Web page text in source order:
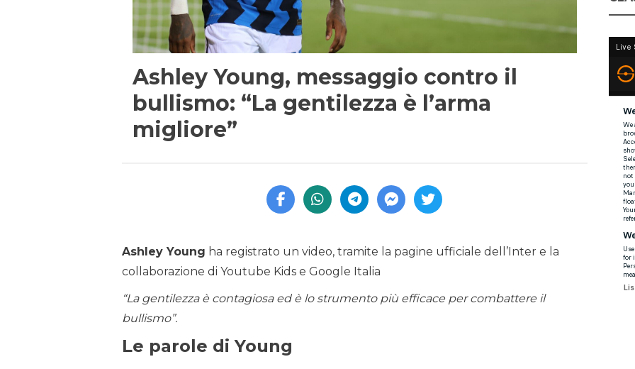
Ashley Young, messaggio contro il
bullismo: “La gentilezza è l’arma
migliore”
Ashley Young ha registrato un video, tramite la pagine ufficiale dell’Inter e la
collaborazione di Youtube Kids e Google Italia
“La gentilezza è contagiosa ed è lo strumento più efficace per combattere il
bullismo”.
Le parole di Young